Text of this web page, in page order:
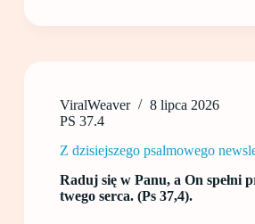
ViralWeaver
8 lipca 2026
PS 37.4
Z dzisiejszego psalmowego
Raduj się w Panu, a On spełni
twego serca. (Ps 37,4).